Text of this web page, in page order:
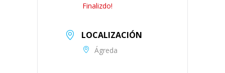
Finalizdo!
LOCALIZACIÓN
Ágreda